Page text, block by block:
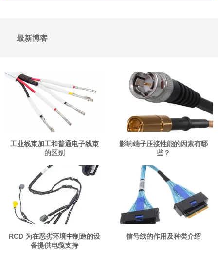
最新博客
工业线束加工和普通电子线束
的区别
影响端子压接性能的因素有哪
些？
RCD 为在恶劣环境中制造的设
备提供电缆支持
信号线的作用及种类介绍